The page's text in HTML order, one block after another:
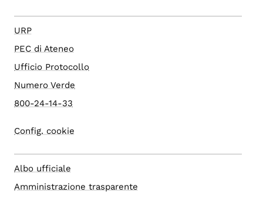
URP
PEC di Ateneo
Ufficio Protocollo
Numero Verde
800-24-14-33
Config. cookie
Albo ufficiale
Amministrazione trasparente